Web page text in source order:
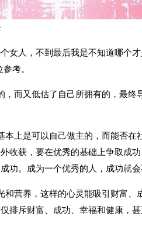
女人，不到最后我是不知道哪个
考。
，而又低估了自己所拥有的，最终
本上是可以自己做主的，而能否在
收获，要在优秀的基础上争取成
功。成为一个优秀的人，成功就会
和营养，这样的心灵能吸引财富、
排斥财富、成功、幸福和健康，甚